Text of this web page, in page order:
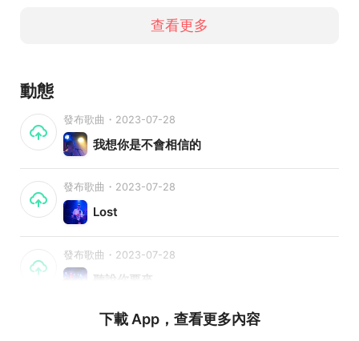
查看更多
動態
發布歌曲・2023-07-28
我想你是不會相信的
發布歌曲・2023-07-28
Lost
發布歌曲・2023-07-28
聽說你要來
下載 App，查看更多內容